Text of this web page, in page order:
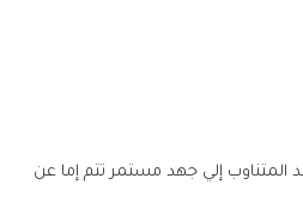
المتناوب إلي جهد مستمر تتم إما عن